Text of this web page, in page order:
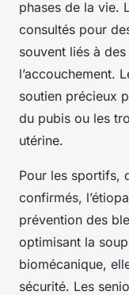
phases de la vie.
consultés pour
souvent liés à
l’accouchement.
soutien précieux
du pubis ou les
utérine.
Pour les sportifs,
confirmés,
prévention des
optimisant la
biomécanique,
sécurité. Les